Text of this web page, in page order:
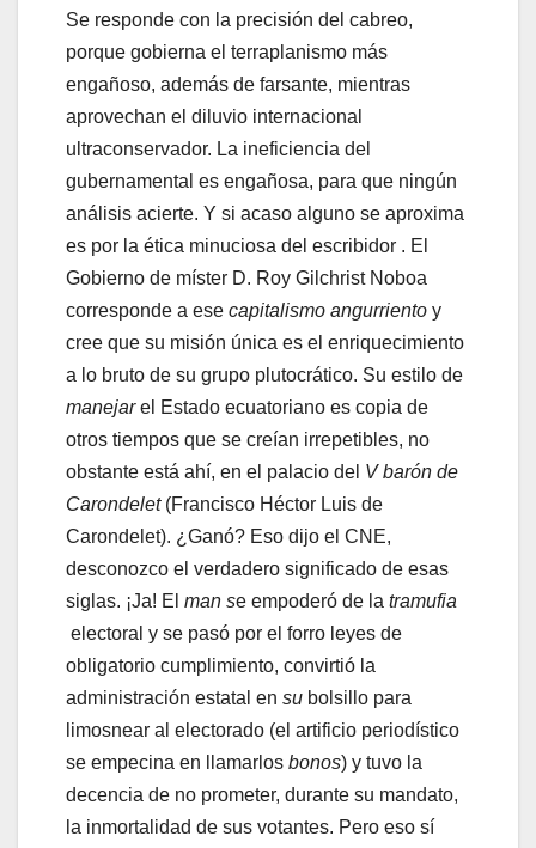
Se responde con la precisión del cabreo,
porque gobierna el terraplanismo más
engañoso, además de farsante, mientras
aprovechan el diluvio internacional
ultraconservador. La ineficiencia del
gubernamental es engañosa, para que ningún
análisis acierte. Y si acaso alguno se aproxima
es por la ética minuciosa del escribidor . El
Gobierno de míster D. Roy Gilchrist Noboa
corresponde a ese capitalismo angurriento y
cree que su misión única es el enriquecimiento
a lo bruto de su grupo plutocrático. Su estilo de
manejarel Estado ecuatoriano es copia de
otros tiempos que se creían irrepetibles, no
obstante está ahí, en el palacio del V barón de
Carondelet(Francisco Héctor Luis de
Carondelet). ¿Ganó? Eso dijo el CNE,
desconozco el verdadero significado de esas
siglas. ¡Ja! El man se empoderó de la tramufia
electoral y se pasó por el forro leyes de
obligatorio cumplimiento, convirtió la
administración estatal en su bolsillo para
limosnear al electorado (el artificio periodístico
se empecina en llamarlos bonos) y tuvo la
decencia de no prometer, durante su mandato,
la inmortalidad de sus votantes. Pero eso sí